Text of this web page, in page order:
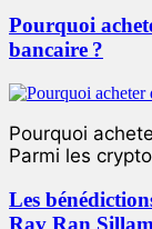
Pourquoi
bancaire ?
Pourquoi
Parmi les
Les
Rav Ran